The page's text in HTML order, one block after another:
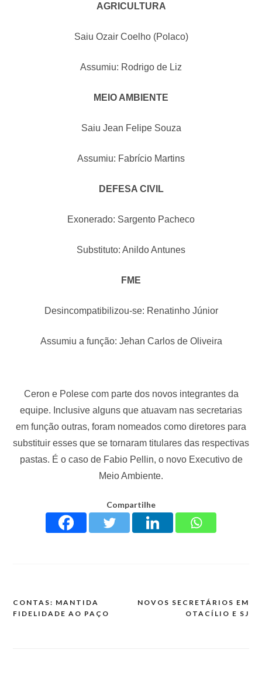
AGRICULTURA
Saiu Ozair Coelho (Polaco)
Assumiu: Rodrigo de Liz
MEIO AMBIENTE
Saiu Jean Felipe Souza
Assumiu: Fabrício Martins
DEFESA CIVIL
Exonerado: Sargento Pacheco
Substituto: Anildo Antunes
FME
Desincompatibilizou-se: Renatinho Júnior
Assumiu a função: Jehan Carlos de Oliveira
Ceron e Polese com parte dos novos integrantes da
equipe. Inclusive alguns que atuavam nas secretarias
em função outras, foram nomeados como diretores para
substituir esses que se tornaram titulares das respectivas
pastas. É o caso de Fabio Pellin, o novo Executivo de
Meio Ambiente.
Compartilhe
CONTAS: MANTIDA
FIDELIDADE AO PAÇO
NOVOS SECRETÁRIOS EM
OTACÍLIO E SJ